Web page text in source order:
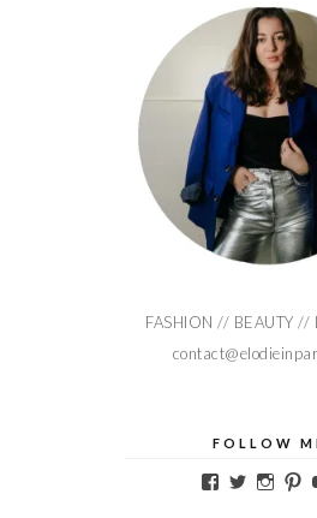
FASHION // BEAUTY //
FOLLOW
Voir Voir Voir